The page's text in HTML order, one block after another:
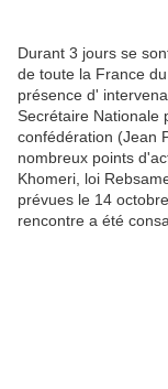
Durant 3 jours se
de toute la France
présence d'
Secrétaire Nationale
confédération (Jean
nombreux points
Khomeri, loi
prévues le 14
rencontre a été